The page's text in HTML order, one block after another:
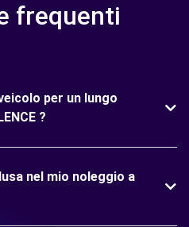
frequenti
per un lungo
?
nel mio noleggio a